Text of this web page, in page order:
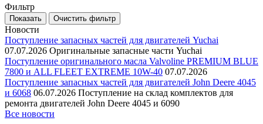
Фильтр
Новости
Поступление запасных частей для двигателей Yuchai
07.07.2026 Оригинальные запасные части Yuchai
Поступление оригинального масла Valvoline PREMIUM BLUE
7800 и ALL FLEET EXTREME 10W-40 07.07.2026
Поступление запасных частей для двигателей John Deere 4045
и 6068 06.07.2026 Поступление на склад комплектов для
ремонта двигателей John Deere 4045 и 6090
Все новости